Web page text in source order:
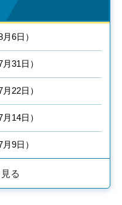
6日）
31日）
22日）
14日）
9日）
る